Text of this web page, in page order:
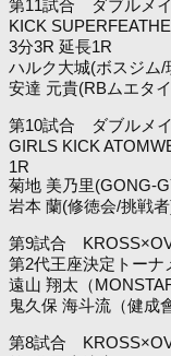
第11試合 ダブルメ
KICK
3分3R 延長1R
ハルク大城(ボスジム/
安達 元貴(RBムエタイ
第10試合 ダブルメ
GIRLS KICK
1R
菊地 美乃里(GONG-
岩本 蘭(修徳会/挑戦
第9試合
第2代王座決定トーナ
遠山 翔太（
鬼久保 海斗流（健成
第8試合